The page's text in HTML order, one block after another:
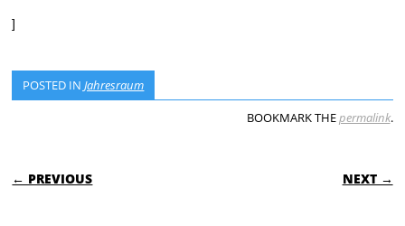
]
POSTED INJahresraum
BOOKMARK THEpermalink.
POST NAVIGATION
← PREVIOUS NEXT →